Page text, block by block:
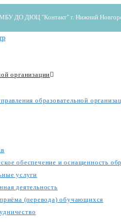
ДО ДЮЦ "Контакт" г. Нижний
организации
образовательной
обеспечение и оснащенность
услуги
деятельность
(перевода) обучающихся